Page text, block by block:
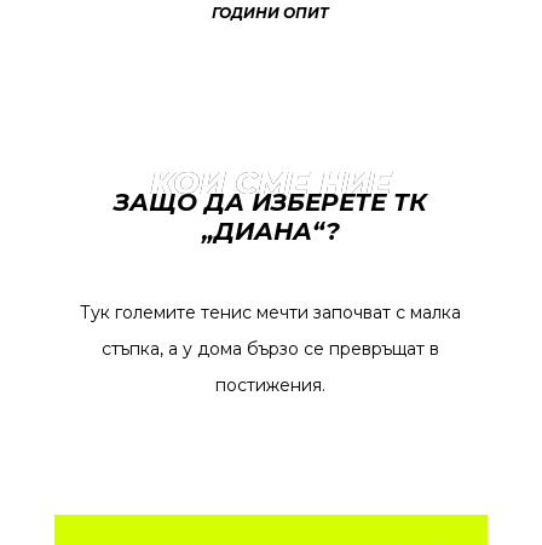
ГОДИНИ ОПИТ
КОИ СМЕ НИЕ
ЗАЩО ДА ИЗБЕРЕТЕ ТК
„ДИАНА“?
Тук големите тенис мечти започват с малка
стъпка, а у дома бързо се превръщат в
постижения.